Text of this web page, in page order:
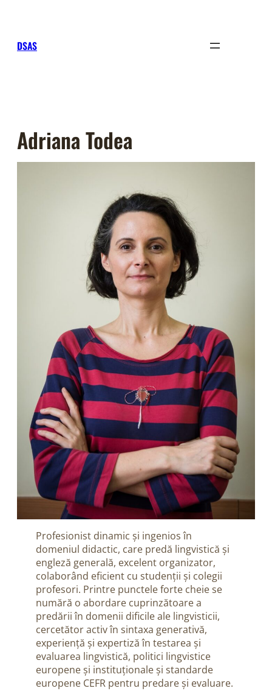
DSAS
Adriana Todea
Profesionist dinamic și ingenios în
domeniul didactic, care predă lingvistică și
engleză generală, excelent organizator,
colaborând eficient cu studenții și colegii
profesori. Printre punctele forte cheie se
numără o abordare cuprinzătoare a
predării în domenii dificile ale lingvisticii,
cercetător activ în sintaxa generativă,
experiență și expertiză în testarea și
evaluarea lingvistică, politici lingvistice
europene și instituționale și standarde
europene CEFR pentru predare și evaluare.